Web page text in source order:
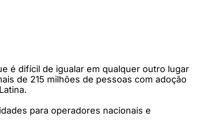
é difícil de igualar em qualquer outro lugar
de 215 milhões de pessoas com adoção
para operadores nacionais e